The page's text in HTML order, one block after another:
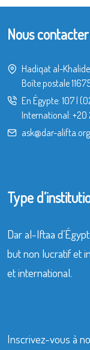
Nous contacter
Hadiqat al-
Boîte postale
En Égypte: 107|
International: +20
ask@dar-alifta.org
Type
Dar al-Iftaa
but non lucratif et
et international.
Inscrivez-vous à